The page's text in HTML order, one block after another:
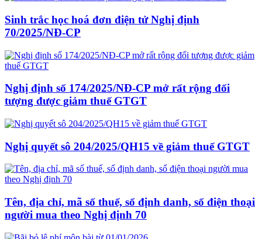
Sinh trắc học hoá đơn điện tử Nghị định
70/2025/NĐ-CP
Nghị định số 174/2025/NĐ-CP mở rất rộng đối
tượng được giảm thuế GTGT
Nghị quyết sô 204/2025/QH15 về giảm thuế GTGT
Tên, địa chỉ, mã số thuế, số định danh, số điện thoại
người mua theo Nghị định 70